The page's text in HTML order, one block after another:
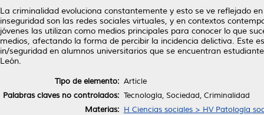
La criminalidad evoluciona constantemente y esto se ve reflejado
inseguridad son las redes sociales virtuales, y en contextos
jóvenes las utilizan como medios principales para conocer lo que
medios, afectando la forma de percibir la incidencia delictiva. Este
in/seguridad en alumnos universitarios que se encuentran
León.
Tipo de elemento: Article
Palabras claves no controlados: Tecnología, Sociedad, Criminalidad
Materias: H Ciencias sociales > HV Patología